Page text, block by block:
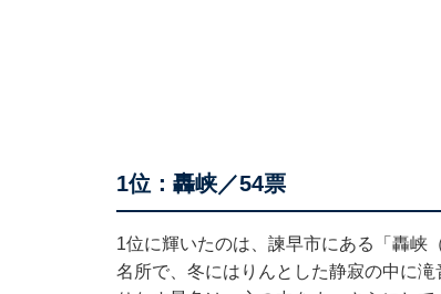
1位：轟峡／54票
1位に輝いたのは、諫早市にある「轟峡
名所で、冬にはりんとした静寂の中に